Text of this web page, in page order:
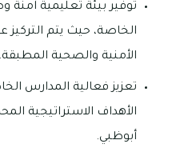
توفير بيئة تعليمية
الخاصة، حيث يتم التركيز
الأمنية والصحية المطبقة.
تعزيز فعالية المدارس
الأهداف الاستراتيجية
أبوظبي.